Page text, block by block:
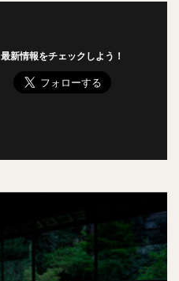
最新情報をチェックしよう！